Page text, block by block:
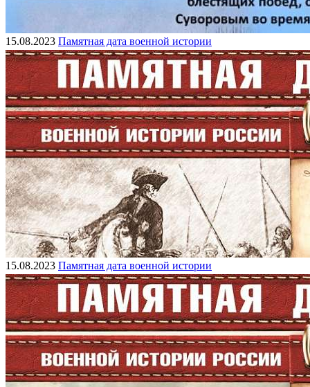
15.08.2023 Памятная дата военной истории
15.08.2023 Памятная дата военной истории